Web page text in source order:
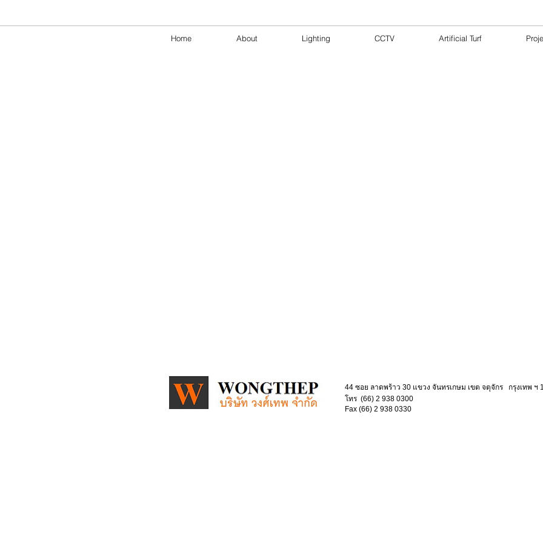
Home About Lighting CCTV Artificial Turf
44 ซอย ลาดพร้าว 30 แขวง จันทรเกษม เขต จตุจักร กรุงเทพ ฯ
โทร (66) 2 938 0300
Fax (66) 2 938 0330